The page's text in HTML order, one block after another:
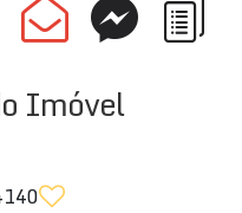
Imóvel